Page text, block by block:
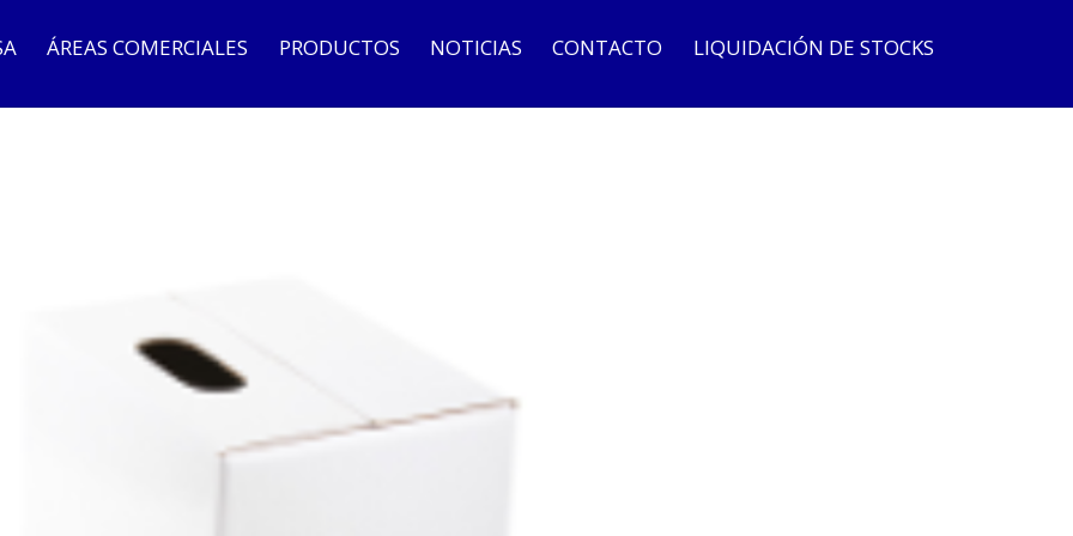
ÁREAS COMERCIALES PRODUCTOS NOTICIAS CONTACTO LIQUIDACIÓN DE STOCKS